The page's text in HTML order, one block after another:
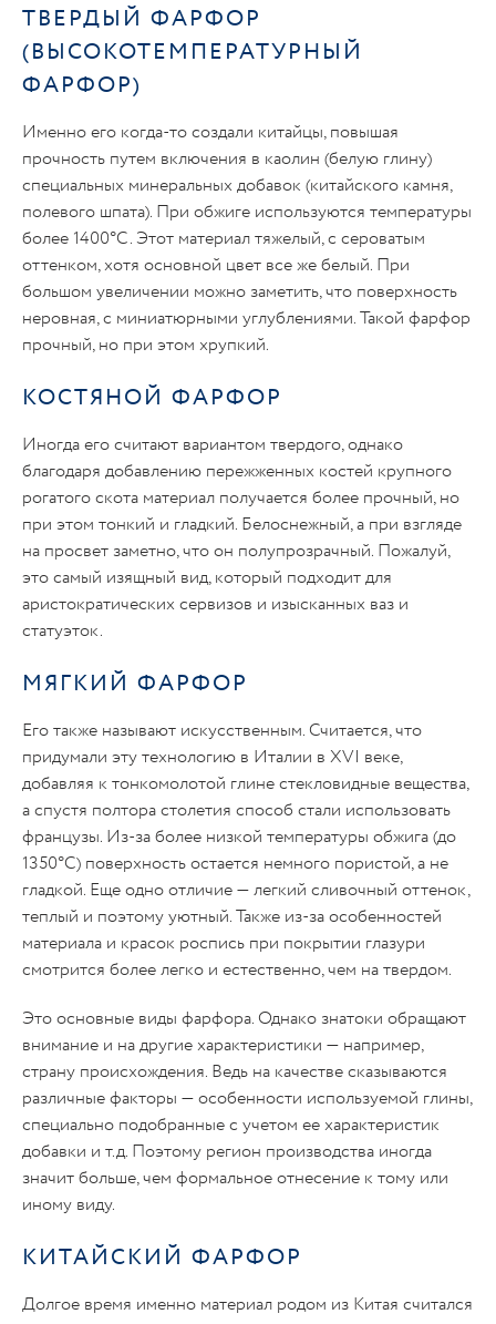
ТВЕРДЫЙ ФАРФОР
(ВЫСОКОТЕМПЕРАТУРНЫЙ
ФАРФОР)
Именно его когда-то создали китайцы, повышая
прочность путем включения в каолин (белую глину)
специальных минеральных добавок (китайского камня,
полевого шпата). При обжиге используются температуры
более 1400°С. Этот материал тяжелый, с сероватым
оттенком, хотя основной цвет все же белый. При
большом увеличении можно заметить, что поверхность
неровная, с миниатюрными углублениями. Такой фарфор
прочный, но при этом хрупкий.
КОСТЯНОЙ ФАРФОР
Иногда его считают вариантом твердого, однако
благодаря добавлению пережженных костей крупного
рогатого скота материал получается более прочный, но
при этом тонкий и гладкий. Белоснежный, а при взгляде
на просвет заметно, что он полупрозрачный. Пожалуй,
это самый изящный вид, который подходит для
аристократических сервизов и изысканных ваз и
статуэток.
МЯГКИЙ ФАРФОР
Его также называют искусственным. Считается, что
придумали эту технологию в Италии в XVI веке,
добавляя к тонкомолотой глине стекловидные вещества,
а спустя полтора столетия способ стали использовать
французы. Из-за более низкой температуры обжига (до
1350°С) поверхность остается немного пористой, а не
гладкой. Еще одно отличие — легкий сливочный оттенок,
теплый и поэтому уютный. Также из-за особенностей
материала и красок роспись при покрытии глазури
смотрится более легко и естественно, чем на твердом.
Это основные виды фарфора. Однако знатоки обращают
внимание и на другие характеристики — например,
страну происхождения. Ведь на качестве сказываются
различные факторы — особенности используемой глины,
специально подобранные с учетом ее характеристик
добавки и т.д. Поэтому регион производства иногда
значит больше, чем формальное отнесение к тому или
иному виду.
КИТАЙСКИЙ ФАРФОР
Долгое время именно материал родом из Китая считался